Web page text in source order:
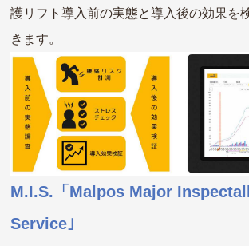
護リフト導入前の実態と導入後の効果を
きます。
M.I.S.「Malpos Major
Service｣